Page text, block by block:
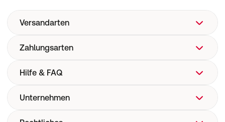
Versandarten
Zahlungsarten
Hilfe & FAQ
FAQ
Unternehmen